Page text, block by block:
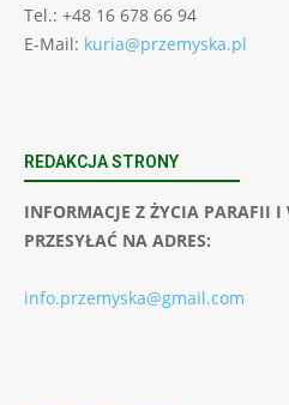
Tel.: +48 16 678 66 94
E-Mail: kuria@przemyska.pl
REDAKCJA STRONY
INFORMACJE Z ŻYCIA PARAFII
PRZESYŁAĆ NA ADRES:
info.przemyska@gmail.com